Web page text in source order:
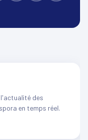
l'actualité des
en temps réel.